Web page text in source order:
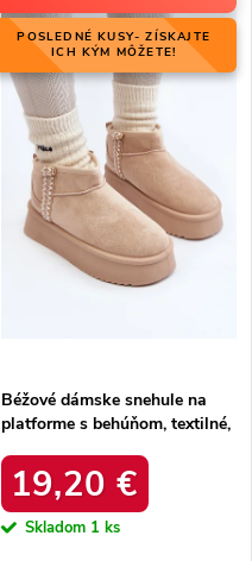
POSLEDNÉ KUSY- ZÍSKAJTE
ICH KÝM MÔŽETE!
Béžové dámske snehule na
platforme s behúňom, textilné,
19,20 €
Skladom 1 ks